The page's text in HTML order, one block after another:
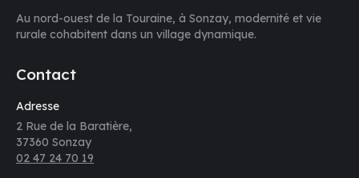
Au nord-ouest de la Touraine, à Sonzay, modernité et vie
rurale cohabitent dans un village dynamique.
Contact
Adresse
2 Rue de la Baratière,
37360 Sonzay
02 47 24 70 19